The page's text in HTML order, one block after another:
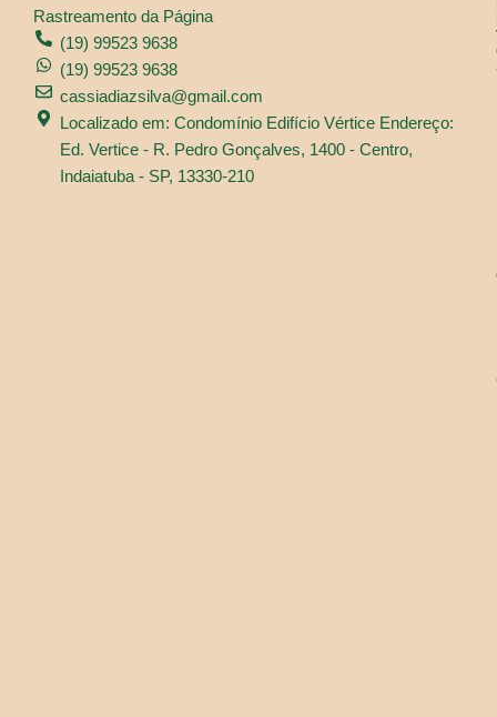
Rastreamento da Página
(19) 99523 9638
(19) 99523 9638
cassiadiazsilva@gmail.com
Localizado em: Condomínio Edifício Vértice Endereço:
Ed. Vertice - R. Pedro Gonçalves, 1400 - Centro,
Indaiatuba - SP, 13330-210